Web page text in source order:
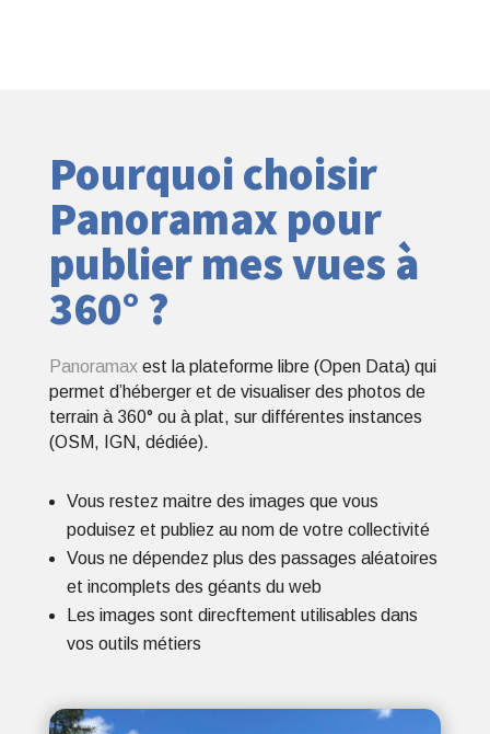
Pourquoi choisir
Panoramax pour
publier mes vues à
360° ?
Panoramaxest la plateforme libre (Open Data) qui
permet d’héberger et de visualiser des photos de
terrain à 360° ou à plat, sur différentes instances
(OSM, IGN, dédiée).
Vous restez maitre des images que vous
poduisez et publiez au nom de votre collectivité
Vous ne dépendez plus des passages aléatoires
et incomplets des géants du web
Les images sont direcftement utilisables dans
vos outils métiers